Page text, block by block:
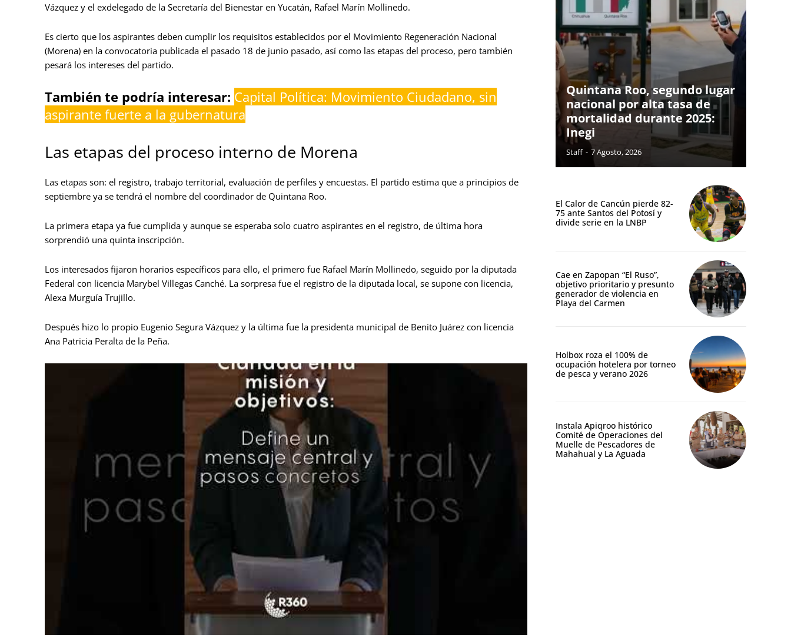
Vázquez y el exdelegado de la Secretaría del Bienestar en Yucatán, Rafael Marín Mollinedo.
Es cierto que los aspirantes deben cumplir los requisitos establecidos por el Movimiento Regeneración Nacional
(Morena) en la convocatoria publicada el pasado 18 de junio pasado, así como las etapas del proceso, pero también
pesará los intereses del partido.
También te podría interesar: Capital Política: Movimiento Ciudadano, sin
aspirante fuerte a la gubernatura
Las etapas del proceso interno de Morena
Las etapas son: el registro, trabajo territorial, evaluación de perfiles y encuestas. El partido estima que a principios de
septiembre ya se tendrá el nombre del coordinador de Quintana Roo.
La primera etapa ya fue cumplida y aunque se esperaba solo cuatro aspirantes en el registro, de última hora
sorprendió una quinta inscripción.
Los interesados fijaron horarios específicos para ello, el primero fue Rafael Marín Mollinedo, seguido por la diputada
Federal con licencia Marybel Villegas Canché. La sorpresa fue el registro de la diputada local, se supone con licencia,
Alexa Murguía Trujillo.
Después hizo lo propio Eugenio Segura Vázquez y la última fue la presidenta municipal de Benito Juárez con licencia
Ana Patricia Peralta de la Peña.
Quintana Roo, segundo lugar
nacional por alta tasa de
mortalidad durante 2025:
Inegi
Staff - 7 Agosto, 2026
El Calor de Cancún pierde 82-
75 ante Santos del Potosí y
divide serie en la LNBP
Cae en Zapopan “El Ruso”,
objetivo prioritario y presunto
generador de violencia en
Playa del Carmen
Holbox roza el 100% de
ocupación hotelera por torneo
de pesca y verano 2026
Instala Apiqroo histórico
Comité de Operaciones del
Muelle de Pescadores de
Mahahual y La Aguada